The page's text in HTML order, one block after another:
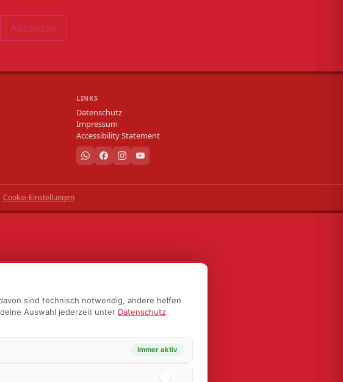
sind technisch notwendig, andere helfen
Auswahl jederzeit unter Datenschutz
Immer aktiv
LINKS
Datenschutz
Impressum
Accessibility Statement
Cookie-Einstellungen